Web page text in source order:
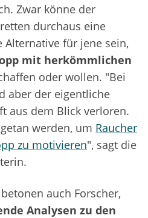
Zwar könne der
durchaus eine
Alternative für jene sein,
mit herkömmlichen
oder wollen. "Bei
aber der eigentliche
aus dem Blick verloren.
werden, um Raucher
zu motivieren", sagt die
auch Forscher,
Analysen zu den